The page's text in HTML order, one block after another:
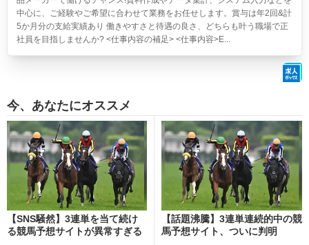
中心に、ご経験やご希望に合わせて業務をお任せします。賞与は年2回&計
5か月分の支給実績あり 働きやすさと待遇の良さ、どちらも叶う職場で正
社員を目指しませんか? <仕事内容の補足> <仕事内容>E...
今、あなたにオススメ
【SNS騒然】3連単を当て続け
る競馬予想サイトが異常すぎる
【話題沸騰】3連単連続的中の競
馬予想サイト、ついに判明